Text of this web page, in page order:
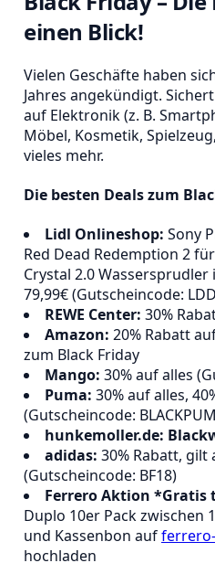
einen Blick!
Vielen Geschäfte haben
Jahres angekündigt.
auf Elektronik (z. B.
Möbel, Kosmetik,
vieles mehr.
Die besten Deals zum
Lidl Onlineshop: Sony
Red Dead Redemption 2
Crystal 2.0
79,99€ (Gutscheincode:
REWE Center: 30%
Amazon: 20% Rabatt
zum Black Friday
Mango: 30% auf alles
Puma: 30% auf alles,
(Gutscheincode:
hunkemoller.de:
adidas: 30% Rabatt,
(Gutscheincode: BF18)
Ferrero Aktion *Gratis
Duplo 10er Pack zwischen
und Kassenbon auf
hochladen